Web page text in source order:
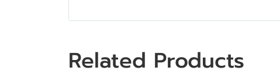
Related Products